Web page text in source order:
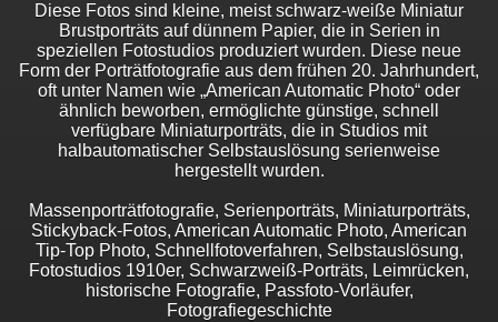
Diese Fotos sind kleine, meist schwarz-weiße Miniatur
Brustporträts auf dünnem Papier, die in Serien in
speziellen Fotostudios produziert wurden. Diese neue
Form der Porträtfotografie aus dem frühen 20. Jahrhundert,
oft unter Namen wie „American Automatic Photo“ oder
ähnlich beworben, ermöglichte günstige, schnell
verfügbare Miniaturporträts, die in Studios mit
halbautomatischer Selbstauslösung serienweise
hergestellt wurden.
Massenporträtfotografie, Serienporträts, Miniaturporträts,
Stickyback-Fotos, American Automatic Photo, American
Tip-Top Photo, Schnellfotoverfahren, Selbstauslösung,
Fotostudios 1910er, Schwarzweiß-Porträts, Leimrücken,
historische Fotografie, Passfoto-Vorläufer,
Fotografiegeschichte